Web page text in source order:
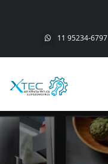
11 95234-6797